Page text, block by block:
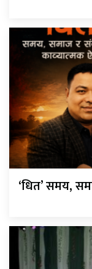
‘धित’ समय,